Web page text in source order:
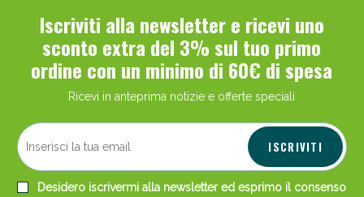
Iscriviti alla newsletter e ricevi uno
sconto extra del 3% sul tuo primo
ordine con un minimo di 60€ di spesa
Ricevi in anteprima notizie e offerte speciali
ISCRIVITI
Desidero iscrivermi alla newsletter ed esprimo il consenso